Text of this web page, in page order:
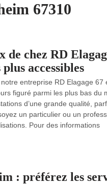
67310
de chez RD
plus accessibles
entreprise RD Elagage 67
figuré parmi les plus bas du
d’une grande qualité,
un particulier ou un
Pour des informations
: préférez les